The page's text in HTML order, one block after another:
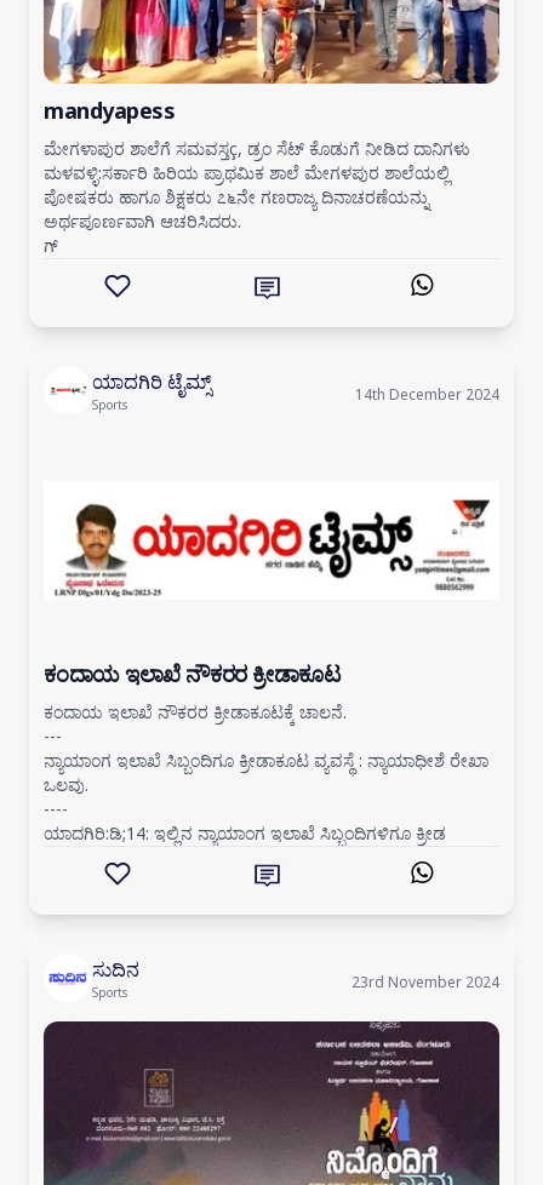
mandyapess
ಮೇಗಳಾಪುರ ಶಾಲೆಗೆ ಸಮವಸ್ತç, ಡ್ರಂ ಸೆಟ್ ಕೊಡುಗೆ ನೀಡಿದ ದಾನಿಗಳು
ಮಳವಳ್ಳಿ:ಸರ್ಕಾರಿ ಹಿರಿಯ ಪ್ರಾಥಮಿಕ ಶಾಲೆ ಮೇಗಳಪುರ ಶಾಲೆಯಲ್ಲಿ
ಪೋಷಕರು ಹಾಗೂ ಶಿಕ್ಷಕರು ೭೬ನೇ ಗಣರಾಜ್ಯ ದಿನಾಚರಣೆಯನ್ನು
ಅರ್ಥಪೂರ್ಣವಾಗಿ ಆಚರಿಸಿದರು.
ಗ್
ಯಾದಗಿರಿ ಟೈಮ್ಸ್
Sports 14th December 2024
ಕಂದಾಯ ಇಲಾಖೆ ನೌಕರರ ಕ್ರೀಡಾಕೂಟ
ಕಂದಾಯ ಇಲಾಖೆ ನೌಕರರ ಕ್ರೀಡಾಕೂಟಕ್ಕೆ ಚಾಲನೆ.
---
ನ್ಯಾಯಾಂಗ ಇಲಾಖೆ ಸಿಬ್ಬಂದಿಗೂ ಕ್ರೀಡಾಕೂಟ ವ್ಯವಸ್ಥೆ : ನ್ಯಾಯಾಧೀಶೆ ರೇಖಾ
ಒಲವು.
----
ಯಾದಗಿರಿ:ಡಿ;14: ಇಲ್ಲಿನ ನ್ಯಾಯಾಂಗ ಇಲಾಖೆ ಸಿಬ್ಬಂದಿಗಳಿಗೂ ಕ್ರೀಡ
ಸುದಿನ
Sports 23rd November 2024